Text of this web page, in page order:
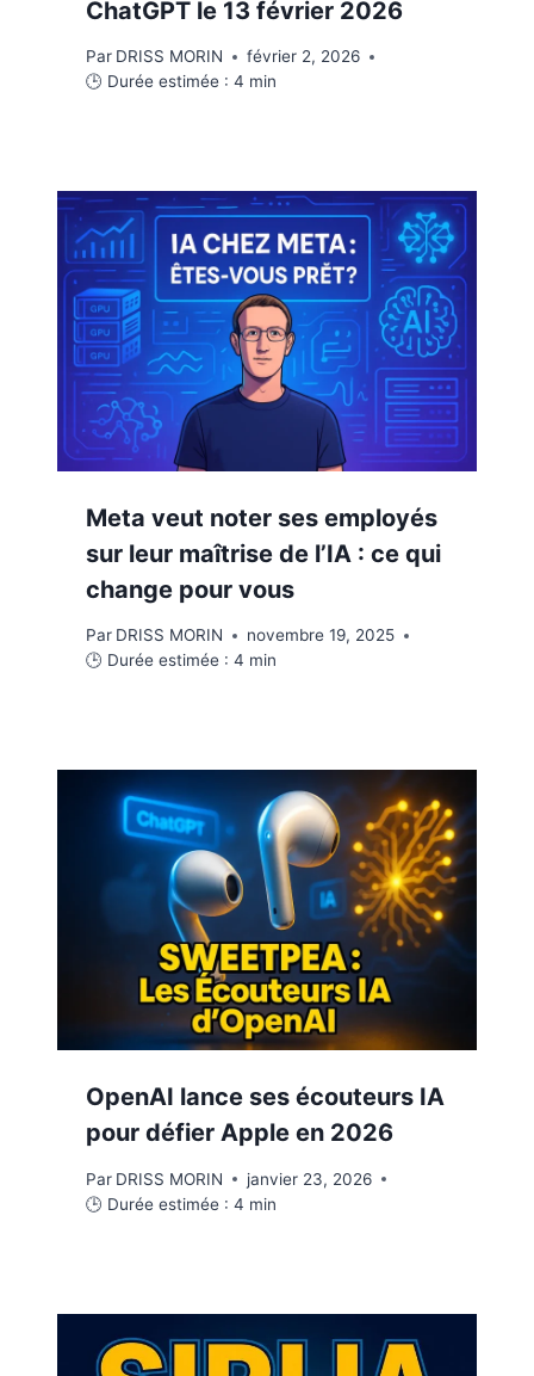
ChatGPT le 13 février 2026
Par DRISS MORIN
février 2, 2026
🕒 Durée estimée : 4 min
Meta veut noter ses employés
sur leur maîtrise de l’IA : ce qui
change pour vous
Par DRISS MORIN
novembre 19, 2025
🕒 Durée estimée : 4 min
OpenAI lance ses écouteurs IA
pour défier Apple en 2026
Par DRISS MORIN
janvier 23, 2026
🕒 Durée estimée : 4 min